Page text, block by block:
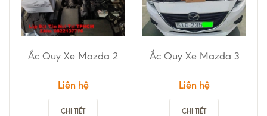
Ắc Quy Xe Mazda 2
Liên hệ
CHI TIẾT
Ắc Quy Xe Mazda 3
Liên hệ
CHI TIẾT